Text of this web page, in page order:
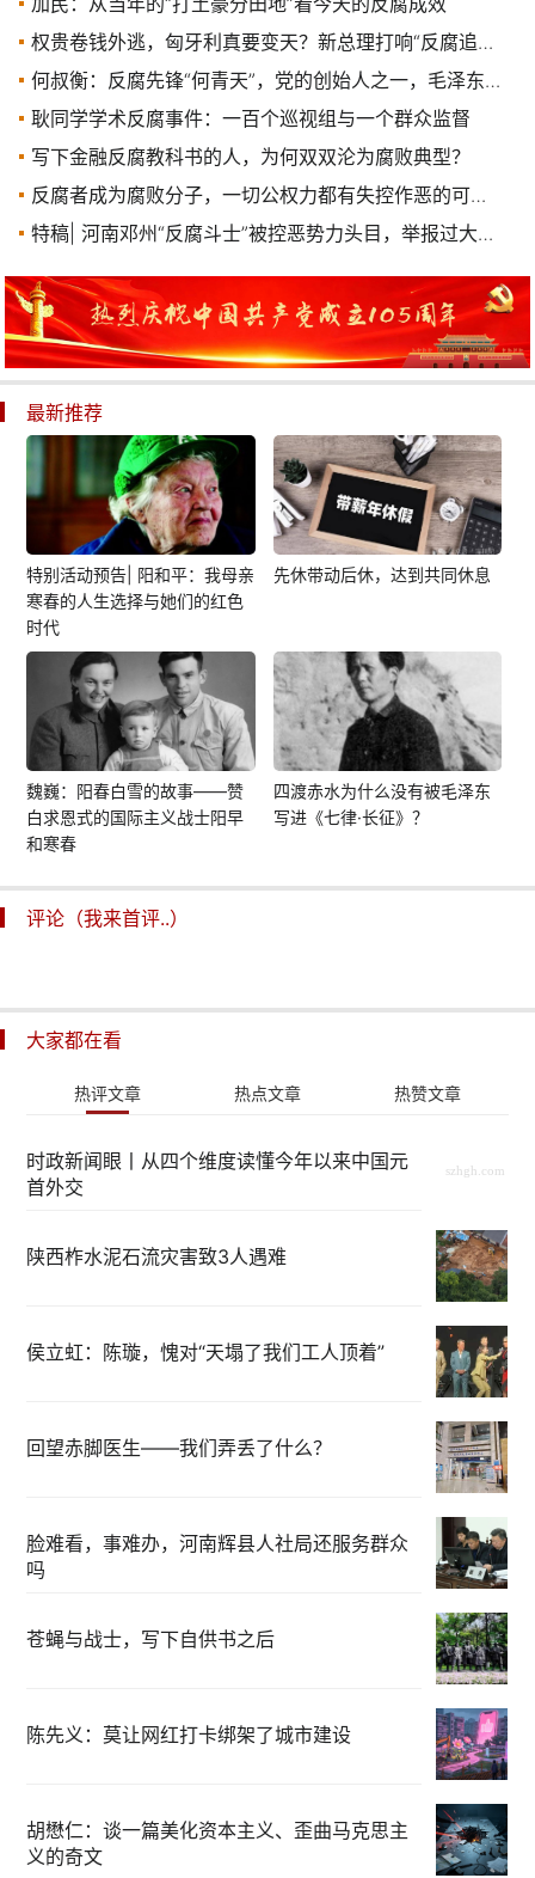
权贵卷钱外逃，匈牙利真要变天？新总理打响“反腐追赃第一枪”
何叔衡：反腐先锋“何青天”，党的创始人之一，毛泽东称赞“叔翁办事，可当大局”
耿同学学术反腐事件：一百个巡视组与一个群众监督
写下金融反腐教科书的人，为何双双沦为腐败典型？
反腐者成为腐败分子，一切公权力都有失控作恶的可能！
特稿| 河南邓州“反腐斗士”被控恶势力头目，举报过大量领导和公职人员，批办官员落马
最新推荐
特别活动预告| 阳和平：我母亲
寒春的人生选择与她们的红色
时代
先休带动后休，达到共同休息
魏巍：阳春白雪的故事——赞
白求恩式的国际主义战士阳早
和寒春
四渡赤水为什么没有被毛泽东
写进《七律·长征》？
评论（我来首评..）
大家都在看
热评文章 热点文章 热赞文章
时政新闻眼丨从四个维度读懂今年以来中国元
首外交
陕西柞水泥石流灾害致3人遇难
侯立虹：陈璇，愧对“天塌了我们工人顶着”
回望赤脚医生——我们弄丢了什么？
脸难看，事难办，河南辉县人社局还服务群众
吗
苍蝇与战士，写下自供书之后
陈先义：莫让网红打卡绑架了城市建设
胡懋仁：谈一篇美化资本主义、歪曲马克思主
义的奇文